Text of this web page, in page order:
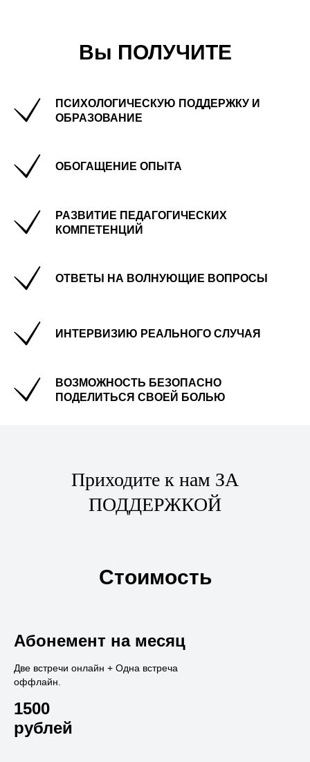
Вы ПОЛУЧИТЕ
ПСИХОЛОГИЧЕСКУЮ ПОДДЕРЖКУ И
ОБРАЗОВАНИЕ
ОБОГАЩЕНИЕ ОПЫТА
РАЗВИТИЕ ПЕДАГОГИЧЕСКИХ
КОМПЕТЕНЦИЙ
ОТВЕТЫ НА ВОЛНУЮЩИЕ ВОПРОСЫ
ИНТЕРВИЗИЮ РЕАЛЬНОГО СЛУЧАЯ
ВОЗМОЖНОСТЬ БЕЗОПАСНО
ПОДЕЛИТЬСЯ СВОЕЙ БОЛЬЮ
Приходите к нам ЗА
ПОДДЕРЖКОЙ
Стоимость
Абонемент на месяц
Две встречи онлайн + Одна встреча
оффлайн.
1500
рублей